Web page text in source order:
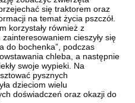
się traktorem oraz
na temat życia pszczół.
korzystały również z
cieszyły się
do bochenka”, podczas
chleba, a następnie
swoje wypieki. Na
pysznych
dzieciom wielu
doświadczeń oraz okazji do